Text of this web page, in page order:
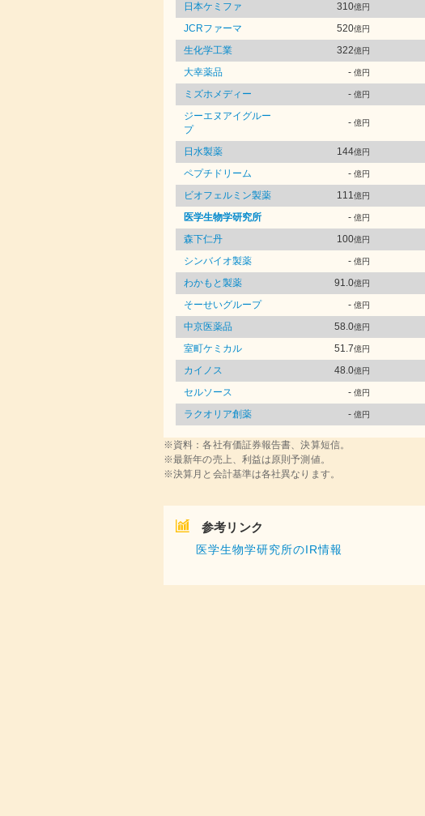
日本ケミファ 310億円
JCRファーマ 520億円
生化学工業 322億円
大幸薬品 - 億円
ミズホメディー - 億円
ジーエヌアイグルー
プ
- 億円
日水製薬 144億円
ペプチドリーム - 億円
ビオフェルミン製薬 111億円
医学生物学研究所 - 億円
森下仁丹 100億円
シンバイオ製薬 - 億円
わかもと製薬 91.0億円
そーせいグループ - 億円
中京医薬品 58.0億円
室町ケミカル 51.7億円
カイノス 48.0億円
セルソース - 億円
ラクオリア創薬 - 億円
※資料：各社有価証券報告書、決算短信。
※最新年の売上、利益は原則予測値。
※決算月と会計基準は各社異なります。
参考リンク
医学生物学研究所のIR情報